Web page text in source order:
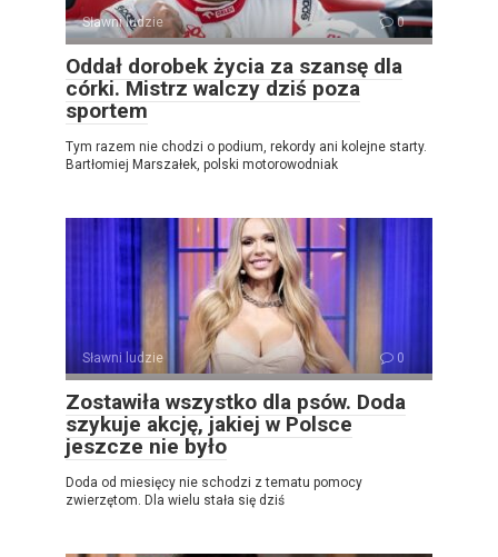
Sławni ludzie 0
Oddał dorobek życia za szansę dla
córki. Mistrz walczy dziś poza
sportem
Tym razem nie chodzi o podium, rekordy ani kolejne starty.
Bartłomiej Marszałek, polski motorowodniak
Sławni ludzie 0
Zostawiła wszystko dla psów. Doda
szykuje akcję, jakiej w Polsce
jeszcze nie było
Doda od miesięcy nie schodzi z tematu pomocy
zwierzętom. Dla wielu stała się dziś